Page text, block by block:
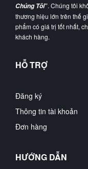
Chúng Tôi”. Chúng tôi
thương hiệu lớn trên thế
phẩm có giá trị tốt nhất,
khách hàng.
HỖ TRỢ
Đăng ký
Thông tin tài khoản
Đơn hàng
HƯỚNG DẪN